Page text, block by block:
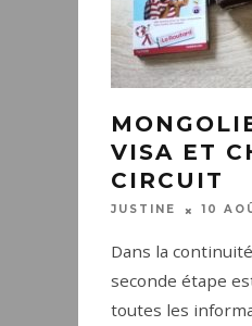
VISA ET
CIRCUIT
JUSTINE 10
Dans la
seconde étape
toutes les